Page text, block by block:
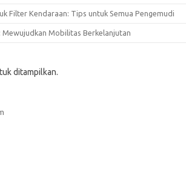
Filter Kendaraan: Tips untuk Semua Pengemudi
Mewujudkan Mobilitas Berkelanjutan
ditampilkan.